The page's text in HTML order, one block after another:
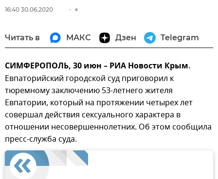
16:40 30.06.2020
Читать в МАКС Дзен Telegram
СИМФЕРОПОЛЬ, 30 июн – РИА Новости Крым.
Евпаторийский городской суд приговорил к
тюремному заключению 53-летнего жителя
Евпатории, который на протяжении четырех лет
совершал действия сексуального характера в
отношении несовершеннолетних. Об этом сообщила
пресс-служба суда.